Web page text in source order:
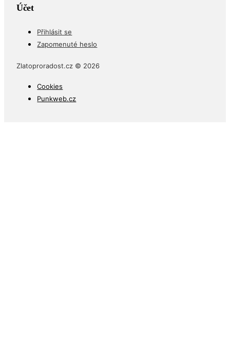
Účet
Přihlásit se
Zapomenuté heslo
Zlatoproradost.cz © 2026
Cookies
Punkweb.cz